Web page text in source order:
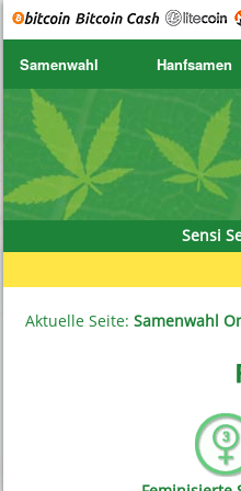
Samenwahl Hanfsamen
SENSI SEEDS
SENSI SEEDS RESEARCH
NIRVANA
SERIOUS SEEDS
Sensi
Aktuelle Seite: Samenwahl